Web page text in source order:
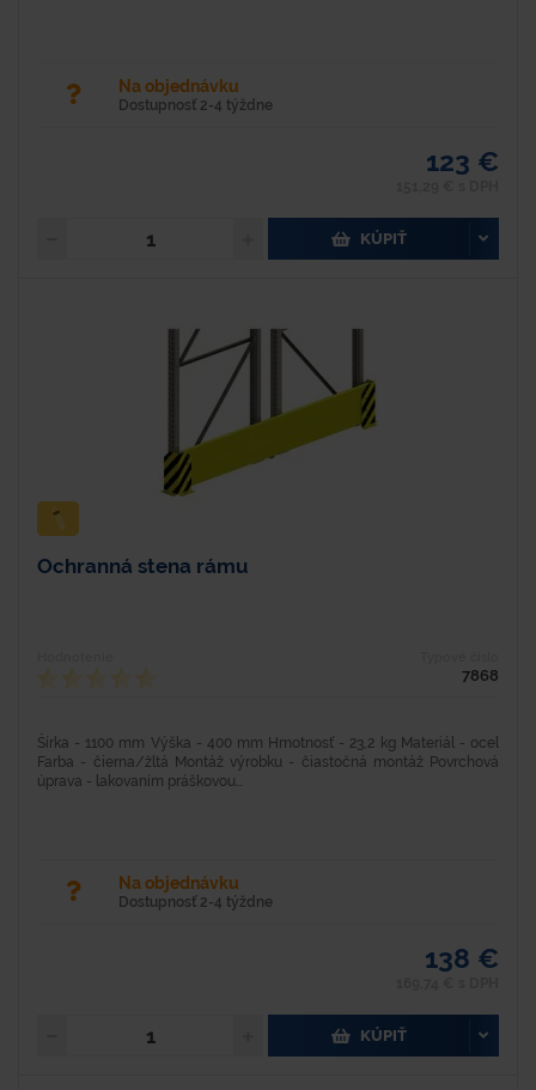
Na objednávku
Dostupnosť 2-4 týždne
123 €
KÚPIŤ
Ochranná stena rámu
7868
Šírka - 1100 mm Výška - 400 mm Hmotnosť - 23,2 kg Materiál - oceľ
Farba - čierna/žltá Montáž výrobku - čiastočná montáž Povrchová
úprava - lakovaním práškovou...
Na objednávku
Dostupnosť 2-4 týždne
138 €
KÚPIŤ